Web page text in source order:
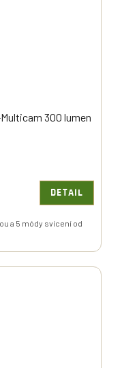
300 lumen
DETAIL
a 5 módy svícení od